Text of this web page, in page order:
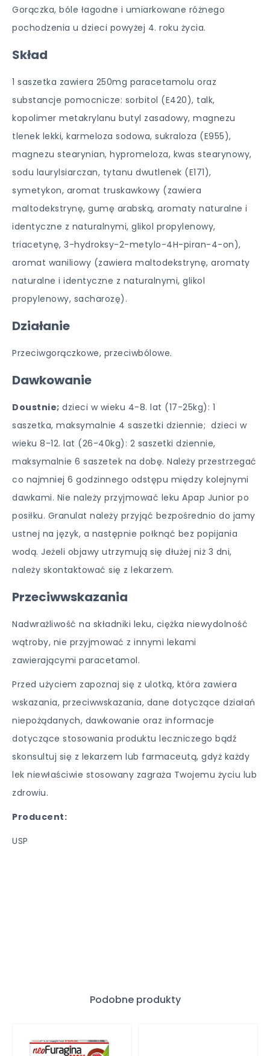
Gorączka, bóle łagodne i umiarkowane różnego
pochodzenia u dzieci powyżej 4. roku życia.
Skład
1 saszetka zawiera 250mg paracetamolu oraz
substancje pomocnicze: sorbitol (E420), talk,
kopolimer metakrylanu butyl zasadowy, magnezu
tlenek lekki, karmeloza sodowa, sukraloza (E955),
magnezu stearynian, hypromeloza, kwas stearynowy,
sodu laurylsiarczan, tytanu dwutlenek (E171),
symetykon, aromat truskawkowy (zawiera
maltodekstrynę, gumę arabską, aromaty naturalne i
identyczne z naturalnymi, glikol propylenowy,
triacetynę, 3-hydroksy-2-metylo-4H-piran-4-on),
aromat waniliowy (zawiera maltodekstrynę, aromaty
naturalne i identyczne z naturalnymi, glikol
propylenowy, sacharozę).
Działanie
Przeciwgorączkowe, przeciwbólowe.
Dawkowanie
Doustnie; dzieci w wieku 4-8. lat (17-25kg): 1
saszetka, maksymalnie 4 saszetki dziennie; dzieci w
wieku 8-12. lat (26-40kg): 2 saszetki dziennie,
maksymalnie 6 saszetek na dobę. Należy przestrzegać
co najmniej 6 godzinnego odstępu między kolejnymi
dawkami. Nie należy przyjmować leku Apap Junior po
posiłku. Granulat należy przyjąć bezpośrednio do jamy
ustnej na język, a następnie połknąć bez popijania
wodą. Jeżeli objawy utrzymują się dłużej niż 3 dni,
należy skontaktować się z lekarzem.
Przeciwwskazania
Nadwrażliwość na składniki leku, ciężka niewydolność
wątroby, nie przyjmować z innymi lekami
zawierającymi paracetamol.
Przed użyciem zapoznaj się z ulotką, która zawiera
wskazania, przeciwwskazania, dane dotyczące działań
niepożądanych, dawkowanie oraz informacje
dotyczące stosowania produktu leczniczego bądź
skonsultuj się z lekarzem lub farmaceutą, gdyż każdy
lek niewłaściwie stosowany zagraża Twojemu życiu lub
zdrowiu.
Producent:
USP
Podobne produkty